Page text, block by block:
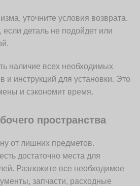
уточните условия возврата.
деталь не подойдет или
наличие всех необходимых
и инструкций для установки. Это
и сэкономит время.
пространства
от лишних предметов.
достаточно места для
Разложите все необходимое
запчасти, расходные